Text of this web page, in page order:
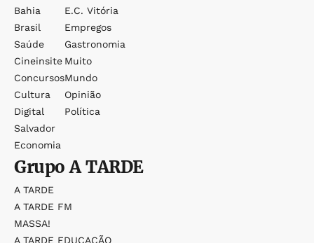
Bahia
Brasil
Saúde
Cineinsite
Concursos
Cultura
Digital
Salvador
Economia
E.c. Vitória
Empregos
Gastronomia
Muito
Mundo
Opinião
Política
GrupoA TARDE
A TARDE
A TARDE FM
MASSA!
A TARDE EDUCAÇÃO